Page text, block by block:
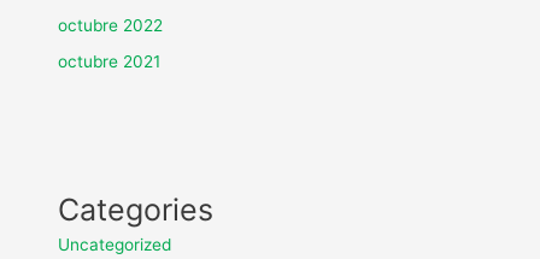
octubre 2022
octubre 2021
Categories
Uncategorized